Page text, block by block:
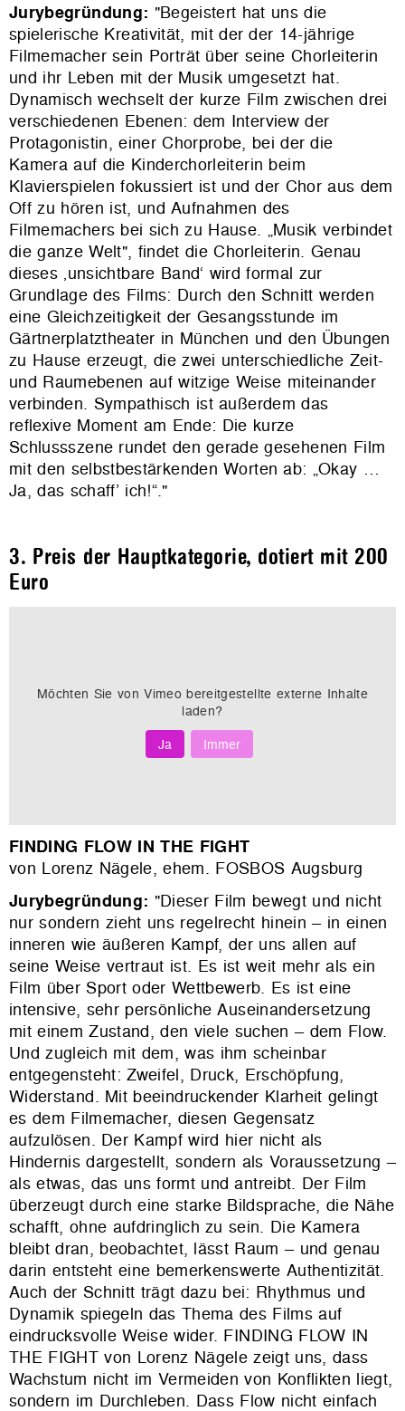
Jurybegründung: "Begeistert hat uns die
spielerische Kreativität, mit der der 14-jährige
Filmemacher sein Porträt über seine Chorleiterin
und ihr Leben mit der Musik umgesetzt hat.
Dynamisch wechselt der kurze Film zwischen drei
verschiedenen Ebenen: dem Interview der
Protagonistin, einer Chorprobe, bei der die
Kamera auf die Kinderchorleiterin beim
Klavierspielen fokussiert ist und der Chor aus dem
Off zu hören ist, und Aufnahmen des
Filmemachers bei sich zu Hause. „Musik verbindet
die ganze Welt", findet die Chorleiterin. Genau
dieses ‚unsichtbare Band‘ wird formal zur
Grundlage des Films: Durch den Schnitt werden
eine Gleichzeitigkeit der Gesangsstunde im
Gärtnerplatztheater in München und den Übungen
zu Hause erzeugt, die zwei unterschiedliche Zeit-
und Raumebenen auf witzige Weise miteinander
verbinden. Sympathisch ist außerdem das
reflexive Moment am Ende: Die kurze
Schlussszene rundet den gerade gesehenen Film
mit den selbstbestärkenden Worten ab: „Okay …
Ja, das schaff’ ich!“."
3. Preis der Hauptkategorie, dotiert mit 200
Euro
Möchten Sie vonVimeo bereitgestellte externe Inhalte
laden?
Ja
Immer
FINDING FLOW IN THE FIGHT
von Lorenz Nägele, ehem. FOSBOS Augsburg
Jurybegründung: "Dieser Film bewegt und nicht
nur sondern zieht uns regelrecht hinein – in einen
inneren wie äußeren Kampf, der uns allen auf
seine Weise vertraut ist. Es ist weit mehr als ein
Film über Sport oder Wettbewerb. Es ist eine
intensive, sehr persönliche Auseinandersetzung
mit einem Zustand, den viele suchen – dem Flow.
Und zugleich mit dem, was ihm scheinbar
entgegensteht: Zweifel, Druck, Erschöpfung,
Widerstand. Mit beeindruckender Klarheit gelingt
es dem Filmemacher, diesen Gegensatz
aufzulösen. Der Kampf wird hier nicht als
Hindernis dargestellt, sondern als Voraussetzung –
als etwas, das uns formt und antreibt. Der Film
überzeugt durch eine starke Bildsprache, die Nähe
schafft, ohne aufdringlich zu sein. Die Kamera
bleibt dran, beobachtet, lässt Raum – und genau
darin entsteht eine bemerkenswerte Authentizität.
Auch der Schnitt trägt dazu bei: Rhythmus und
Dynamik spiegeln das Thema des Films auf
eindrucksvolle Weise wider. FINDING FLOW IN
THE FIGHT von Lorenz Nägele zeigt uns, dass
Wachstum nicht im Vermeiden von Konflikten liegt,
sondern im Durchleben. Dass Flow nicht einfach